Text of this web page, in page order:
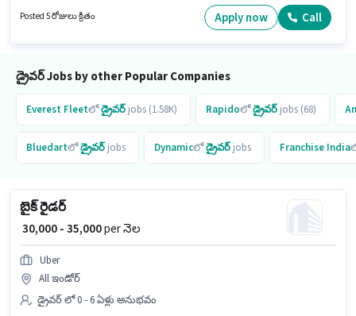
ఉద్యోగం 0 - 6 ఏళ్లు సంవత్సరాల అనుభవం ఉన్న వారికి కోసం, నెల జీతం ₹35000
Posted 5 రోజులు క్రితం Apply now Call
డ్రైవర్ Jobs by other Popular Companies
Everest Fleetలోడ్రైవర్ jobs (1.58K) Rapidoలోడ్రైవర్ jobs (68)
Bluedartలోడ్రైవర్ jobs Dynamicలోడ్రైవర్ jobs Franchise India
బైక్ రైడర్
₹ 30,000 - 35,000per నెల
Uber
All ఇండోర్
డ్రైవర్ లో 0 - 6 ఏళ్లు అనుభవం